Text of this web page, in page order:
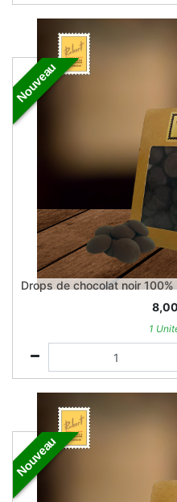
Nouveau
Drops de chocolat noir
8,00
1
Nouveau